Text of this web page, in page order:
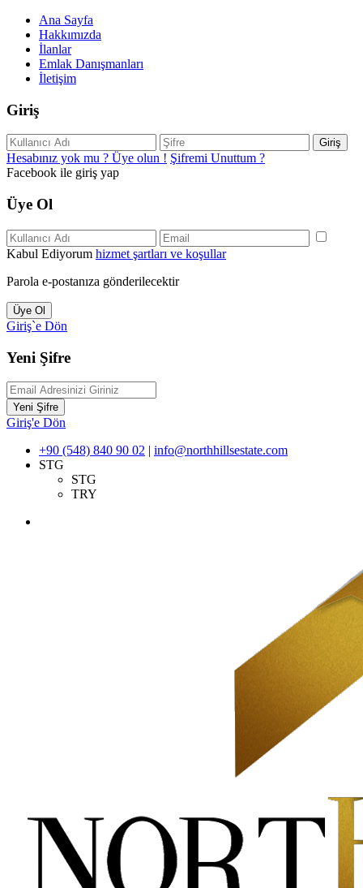
Ana Sayfa
Hakkımızda
İlanlar
Emlak Danışmanları
İletişim
Giriş
Giriş
Hesabınız yok mu ? Üye olun ! Şifremi Unuttum ?
Facebook ile giriş yap
Üye Ol
Kabul Ediyorum hizmet şartları ve koşullar
Parola e-postanıza gönderilecektir
Üye Ol
Giriş`e Dön
Yeni Şifre
Yeni Şifre
Giriş'e Dön
+90 (548) 840 90 02 | info@northhillsestate.com
STG
STG
TRY